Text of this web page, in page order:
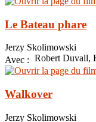
Le Bateau phare
Jerzy Skolimowski
Avec : Robert Duvall,
Walkover
Jerzy Skolimowski